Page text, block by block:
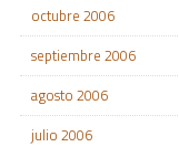
octubre 2006
septiembre 2006
agosto 2006
julio 2006